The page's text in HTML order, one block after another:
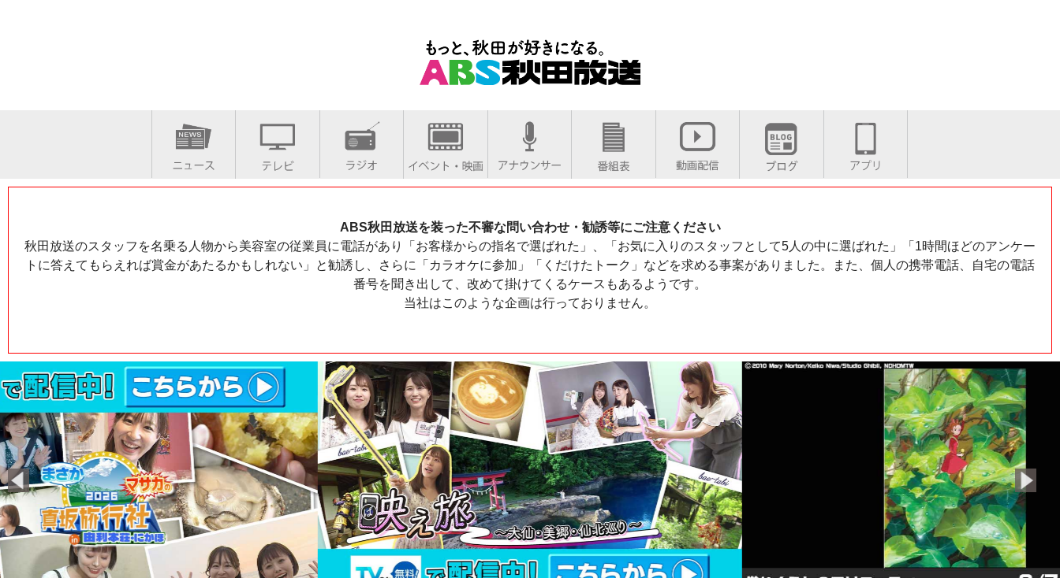
ABS秋田放送を装った不審な問い合わせ・勧誘等にご注意ください
秋田放送のスタッフを名乗る人物から美容室の従業員に電話があり「お客様からの指名で選ばれた」、「お気に入りのスタッフとして5人の中に選ばれた」「1時間ほどのアンケー
トに答えてもらえれば賞金があたるかもしれない」と勧誘し、さらに「カラオケに参加」「くだけたトーク」などを求める事案がありました。また、個人の携帯電話、自宅の電話
番号を聞き出して、改めて掛けてくるケースもあるようです。
当社はこのような企画は行っておりません。